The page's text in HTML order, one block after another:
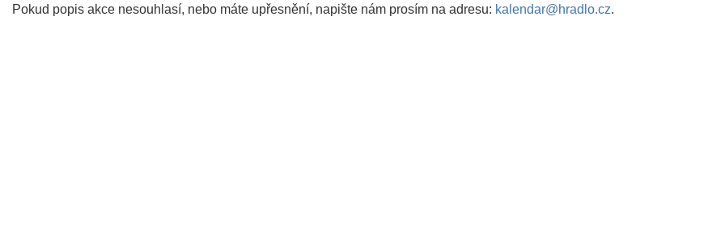
Pokud popis akce nesouhlasí, nebo máte upřesnění, napište nám prosím na adresu: kalendar@hradlo.cz.